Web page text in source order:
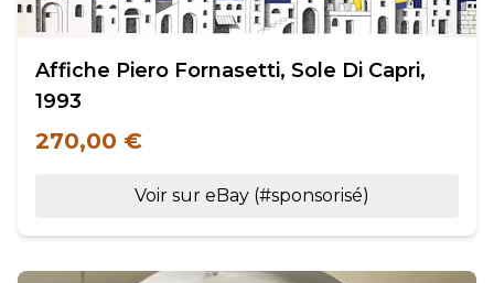
Affiche Piero Fornasetti, Sole Di Capri,
1993
270,00 €
Voir sur eBay (#sponsorisé)